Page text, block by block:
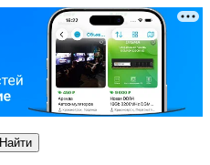
Найти